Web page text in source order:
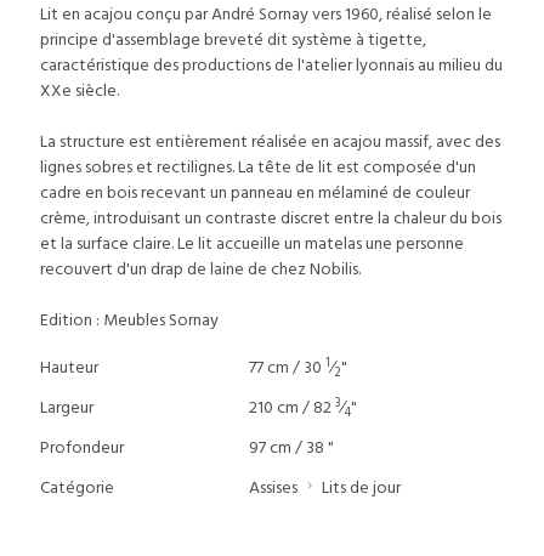
Lit en acajou conçu par André Sornay vers 1960, réalisé selon le
principe d'assemblage breveté dit système à tigette,
caractéristique des productions de l'atelier lyonnais au milieu du
XXe siècle.
La structure est entièrement réalisée en acajou massif, avec des
lignes sobres et rectilignes. La tête de lit est composée d'un
cadre en bois recevant un panneau en mélaminé de couleur
crème, introduisant un contraste discret entre la chaleur du bois
et la surface claire. Le lit accueille un matelas une personne
recouvert d'un drap de laine de chez Nobilis.
Edition : Meubles Sornay
Hauteur
77 cm / 30 1⁄2"
Largeur
210 cm / 823⁄4"
Profondeur
97 cm / 38 "
Catégorie
Assises Lits de jour